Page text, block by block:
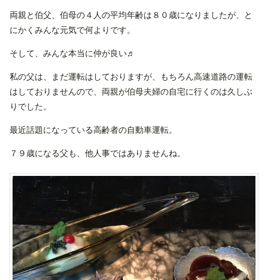
両親と伯父、伯母の４人の平均年齢は８０歳になりましたが、と
にかくみんな元気で何よりです。
そして、みんな本当に仲が良い♬
私の父は、まだ運転はしておりますが、もちろん高速道路の運転
はしておりませんので、両親が伯母夫婦の自宅に行くのは久しぶ
りでした。
最近話題になっている高齢者の自動車運転。
７９歳になる父も、他人事ではありませんね。